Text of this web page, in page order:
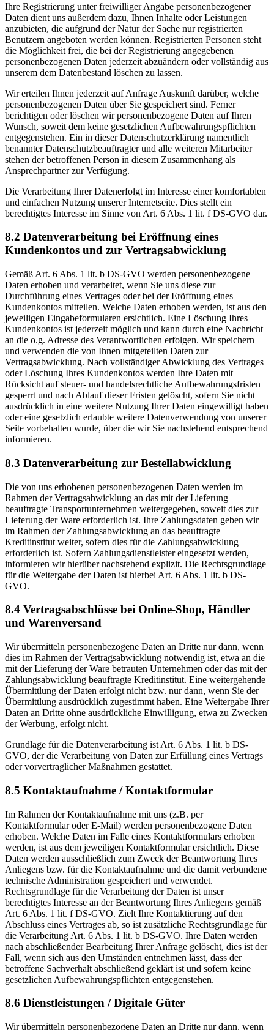
Ihre Registrierung unter freiwilliger Angabe personenbezogener
Daten dient uns außerdem dazu, Ihnen Inhalte oder Leistungen
anzubieten, die aufgrund der Natur der Sache nur registrierten
Benutzern angeboten werden können. Registrierten Personen steht
die Möglichkeit frei, die bei der Registrierung angegebenen
personenbezogenen Daten jederzeit abzuändern oder vollständig aus
unserem dem Datenbestand löschen zu lassen.
Wir erteilen Ihnen jederzeit auf Anfrage Auskunft darüber, welche
personenbezogenen Daten über Sie gespeichert sind. Ferner
berichtigen oder löschen wir personenbezogene Daten auf Ihren
Wunsch, soweit dem keine gesetzlichen Aufbewahrungspflichten
entgegenstehen. Ein in dieser Datenschutzerklärung namentlich
benannter Datenschutzbeauftragter und alle weiteren Mitarbeiter
stehen der betroffenen Person in diesem Zusammenhang als
Ansprechpartner zur Verfügung.
Die Verarbeitung Ihrer Datenerfolgt im Interesse einer komfortablen
und einfachen Nutzung unserer Internetseite. Dies stellt ein
berechtigtes Interesse im Sinne von Art. 6 Abs. 1 lit. f DS-GVO dar.
8.2 Datenverarbeitung bei Eröffnung eines
Kundenkontos und zur Vertragsabwicklung
Gemäß Art. 6 Abs. 1 lit. b DS-GVO werden personenbezogene
Daten erhoben und verarbeitet, wenn Sie uns diese zur
Durchführung eines Vertrages oder bei der Eröffnung eines
Kundenkontos mitteilen. Welche Daten erhoben werden, ist aus den
jeweiligen Eingabeformularen ersichtlich. Eine Löschung Ihres
Kundenkontos ist jederzeit möglich und kann durch eine Nachricht
an die o.g. Adresse des Verantwortlichen erfolgen. Wir speichern
und verwenden die von Ihnen mitgeteilten Daten zur
Vertragsabwicklung. Nach vollständiger Abwicklung des Vertrages
oder Löschung Ihres Kundenkontos werden Ihre Daten mit
Rücksicht auf steuer- und handelsrechtliche Aufbewahrungsfristen
gesperrt und nach Ablauf dieser Fristen gelöscht, sofern Sie nicht
ausdrücklich in eine weitere Nutzung Ihrer Daten eingewilligt haben
oder eine gesetzlich erlaubte weitere Datenverwendung von unserer
Seite vorbehalten wurde, über die wir Sie nachstehend entsprechend
informieren.
8.3 Datenverarbeitung zur Bestellabwicklung
Die von uns erhobenen personenbezogenen Daten werden im
Rahmen der Vertragsabwicklung an das mit der Lieferung
beauftragte Transportunternehmen weitergegeben, soweit dies zur
Lieferung der Ware erforderlich ist. Ihre Zahlungsdaten geben wir
im Rahmen der Zahlungsabwicklung an das beauftragte
Kreditinstitut weiter, sofern dies für die Zahlungsabwicklung
erforderlich ist. Sofern Zahlungsdienstleister eingesetzt werden,
informieren wir hierüber nachstehend explizit. Die Rechtsgrundlage
für die Weitergabe der Daten ist hierbei Art. 6 Abs. 1 lit. b DS-
GVO.
8.4 Vertragsabschlüsse bei Online-Shop, Händler
und Warenversand
Wir übermitteln personenbezogene Daten an Dritte nur dann, wenn
dies im Rahmen der Vertragsabwicklung notwendig ist, etwa an die
mit der Lieferung der Ware betrauten Unternehmen oder das mit der
Zahlungsabwicklung beauftragte Kreditinstitut. Eine weitergehende
Übermittlung der Daten erfolgt nicht bzw. nur dann, wenn Sie der
Übermittlung ausdrücklich zugestimmt haben. Eine Weitergabe Ihrer
Daten an Dritte ohne ausdrückliche Einwilligung, etwa zu Zwecken
der Werbung, erfolgt nicht.
Grundlage für die Datenverarbeitung ist Art. 6 Abs. 1 lit. b DS-
GVO, der die Verarbeitung von Daten zur Erfüllung eines Vertrags
oder vorvertraglicher Maßnahmen gestattet.
8.5 Kontaktaufnahme / Kontaktformular
Im Rahmen der Kontaktaufnahme mit uns (z.B. per
Kontaktformular oder E-Mail) werden personenbezogene Daten
erhoben. Welche Daten im Falle eines Kontaktformulars erhoben
werden, ist aus dem jeweiligen Kontaktformular ersichtlich. Diese
Daten werden ausschließlich zum Zweck der Beantwortung Ihres
Anliegens bzw. für die Kontaktaufnahme und die damit verbundene
technische Administration gespeichert und verwendet.
Rechtsgrundlage für die Verarbeitung der Daten ist unser
berechtigtes Interesse an der Beantwortung Ihres Anliegens gemäß
Art. 6 Abs. 1 lit. f DS-GVO. Zielt Ihre Kontaktierung auf den
Abschluss eines Vertrages ab, so ist zusätzliche Rechtsgrundlage für
die Verarbeitung Art. 6 Abs. 1 lit. b DS-GVO. Ihre Daten werden
nach abschließender Bearbeitung Ihrer Anfrage gelöscht, dies ist der
Fall, wenn sich aus den Umständen entnehmen lässt, dass der
betroffene Sachverhalt abschließend geklärt ist und sofern keine
gesetzlichen Aufbewahrungspflichten entgegenstehen.
8.6 Dienstleistungen / Digitale Güter
Wir übermitteln personenbezogene Daten an Dritte nur dann, wenn